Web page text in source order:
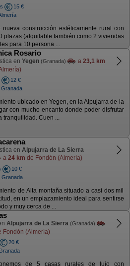
15 €
nueva construcción estéticamente rural con
plazas (alquilable también como 2 viviendas
para 10 persona ...
Rosario
en Yegen (Granada) a 23,1 km
12 €
Granada
ubicado en Yegen, en la Alpujarra de la
con mucho encanto donde poder disfrutar
tranquilidad. Cuen ...
en Alpujarra de La Sierra
a 24 km de Fondón (Almería)
10 €
Granada
de Alta montaña situado a casi dos mil
en un emplazamiento ideal para sentirse
y muy cerca de ...
Alpujarra de La Sierra (Granada)
Fondón (Almería)
20 €
de 5 casas rurales de lujo con